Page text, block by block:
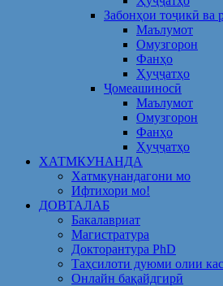
Забонҳои тоҷикӣ ва
Маълумот
Омузгорон
Фанҳо
Ҳуҷҷатҳо
Ҷомеашиносӣ
Маълумот
Омузгорон
Фанҳо
Ҳуҷҷатҳо
ХАТМКУНАНДА
Хатмкунандагони мо
Ифтихори мо!
ДОВТАЛАБ
Бакалавриат
Магистратура
Докторантура PhD
Таҳсилоти дуюми олии
Онлайн бақайдгирӣ